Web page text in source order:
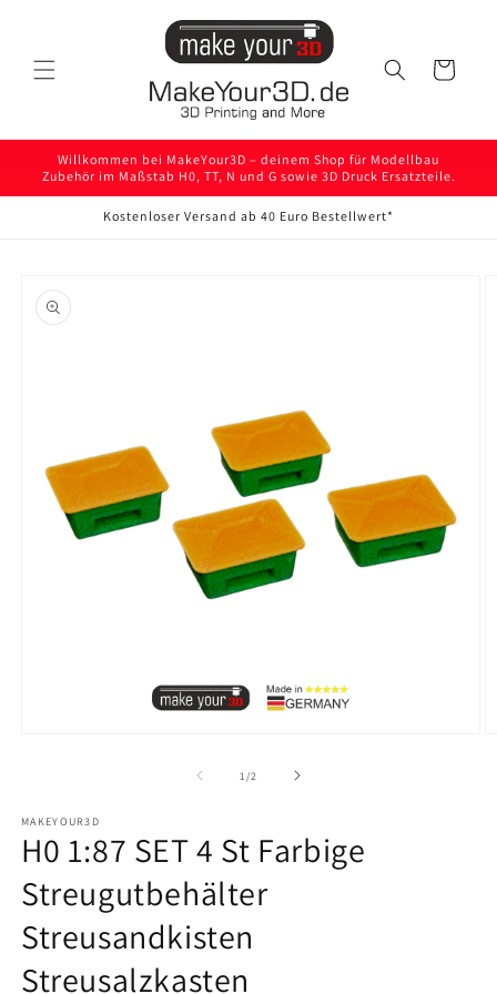
Warenkorb
Willkommen bei MakeYour3D – deinem Shop für Modellbau
Zubehör im Maßstab H0, TT, N und G sowie 3D Druck Ersatzteile.
Kostenloser Versand ab 40 Euro Bestellwert*
1 /von
2
MAKEYOUR3D
H0 1:87 SET 4 St Farbige
Streugutbehälter
Streusandkisten
Streusalzkasten